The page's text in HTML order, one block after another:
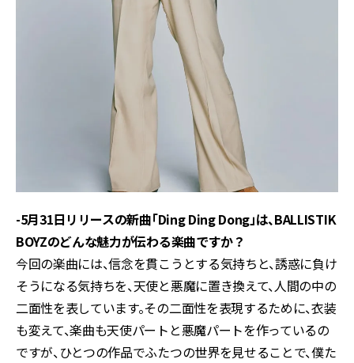
-5月31日リリースの新曲「Ding Ding Dong」は、BALLISTIK
BOYZのどんな魅力が伝わる楽曲ですか？
今回の楽曲には、信念を貫こうとする気持ちと、誘惑に負け
そうになる気持ちを、天使と悪魔に置き換えて、人間の中の
二面性を表しています。その二面性を表現するために、衣装
も変えて、楽曲も天使パートと悪魔パートを作っているの
ですが、ひとつの作品でふたつの世界を見せることで、僕た